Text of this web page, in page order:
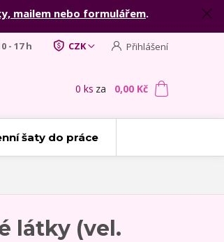
mailem nebo formulářem.
CZK Přihlášení
- 17 h
0 ks za 0,00 Kč
šaty do práce
látky (vel.